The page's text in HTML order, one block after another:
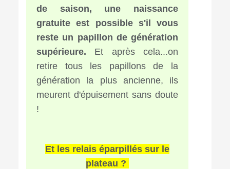
de saison, une naissance
gratuite est possible s'il vous
reste un papillon de génération
supérieure. Et après cela...on
retire tous les papillons de la
génération la plus ancienne, ils
meurent d'épuisement sans doute
!
Et les relais éparpillés sur le
plateau ?